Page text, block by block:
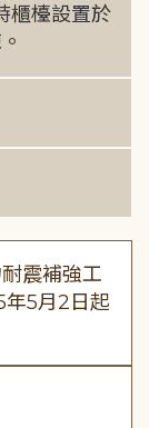
櫃檯設置於
震補強工
年5月2日起